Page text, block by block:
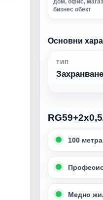
дом, офис,
бизнес обект
Основни
ТИП
Захранване
100
Медно